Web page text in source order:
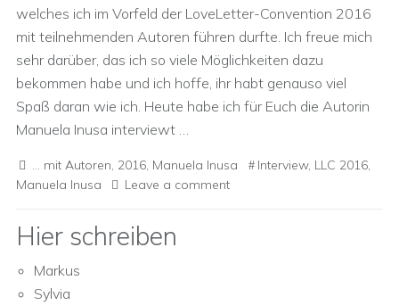
welches ich im Vorfeld der LoveLetter-Convention 2016
mit teilnehmenden Autoren führen durfte. Ich freue mich
sehr darüber, das ich so viele Möglichkeiten dazu
bekommen habe und ich hoffe, ihr habt genauso viel
Spaß daran wie ich. Heute habe ich für Euch die Autorin
Manuela Inusa interviewt …
... mit Autoren, 2016, Manuela Inusa Interview, LLC 2016,
Manuela Inusa
Leave a comment
Hier schreiben
Markus
Sylvia